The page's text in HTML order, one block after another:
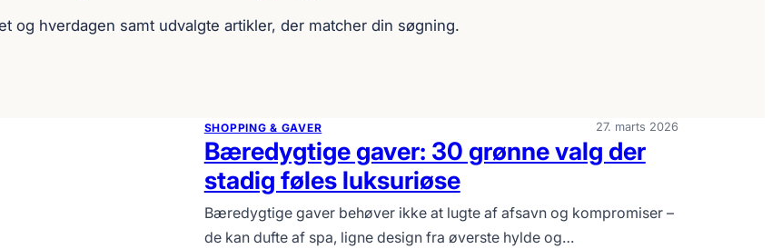
og hverdagen samt udvalgte artikler, der matcher din søgning.
SHOPPING & GAVER 27. marts 2026
Bæredygtige gaver: 30 grønne valg der
stadig føles luksuriøse
Bæredygtige gaver behøver ikke at lugte af afsavn og kompromiser –
de kan dufte af spa, ligne design fra øverste hylde og…